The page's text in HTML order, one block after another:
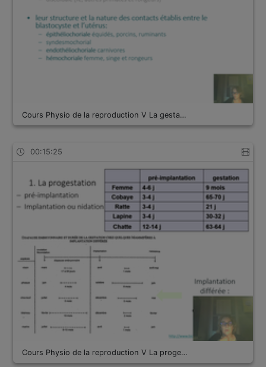
Cours Physio de la reproduction V La gesta…
00:15:25
Cours Physio de la reproduction V La proge…